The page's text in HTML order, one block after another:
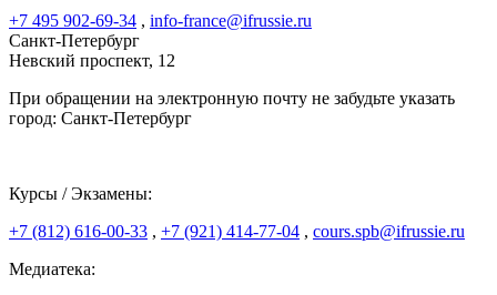
+7 495 902-69-34 , info-france@ifrussie.ru
Санкт-Петербург
Невский проспект, 12
При обращении на электронную почту не забудьте указать
город: Санкт-Петербург
Курсы / Экзамены:
+7 (812) 616-00-33 , +7 (921) 414-77-04 , cours.spb@ifrussie.ru
Медиатека: